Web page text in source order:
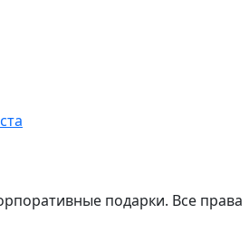
подарки. Все права